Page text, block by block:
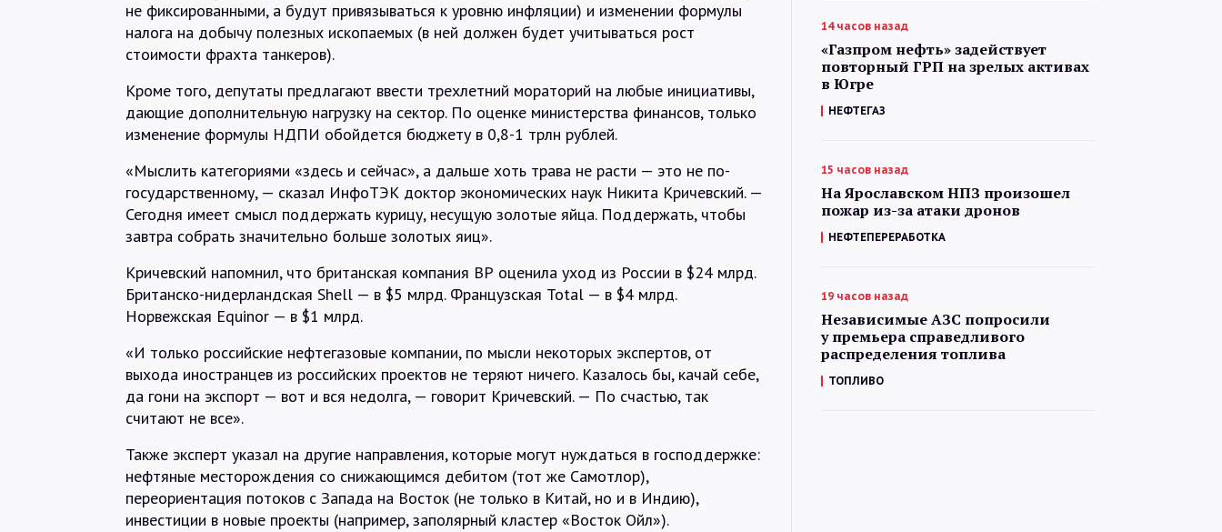
не фиксированными, а будут привязываться к уровню инфляции) и изменении формулы
налога на добычу полезных ископаемых (в ней должен будет учитываться рост
стоимости фрахта танкеров).
Кроме того, депутаты предлагают ввести трехлетний мораторий на любые инициативы,
дающие дополнительную нагрузку на сектор. По оценке министерства финансов, только
изменение формулы НДПИ обойдется бюджету в 0,8-1 трлн рублей.
«Мыслить категориями «здесь и сейчас», а дальше хоть трава не расти — это не по-
государственному, — сказал ИнфоТЭК доктор экономических наук Никита Кричевский. —
Сегодня имеет смысл поддержать курицу, несущую золотые яйца. Поддержать, чтобы
завтра собрать значительно больше золотых яиц».
Кричевский напомнил, что британская компания ВР оценила уход из России в $24 млрд.
Британско-нидерландская Shell — в $5 млрд. Французская Total — в $4 млрд.
Норвежская Equinor — в $1 млрд.
«И только российские нефтегазовые компании, по мысли некоторых экспертов, от
выхода иностранцев из российских проектов не теряют ничего. Казалось бы, качай себе,
да гони на экспорт — вот и вся недолга, — говорит Кричевский. — По счастью, так
считают не все».
Также эксперт указал на другие направления, которые могут нуждаться в господдержке:
нефтяные месторождения со снижающимся дебитом (тот же Самотлор),
переориентация потоков с Запада на Восток (не только в Китай, но и в Индию),
инвестиции в новые проекты (например, заполярный кластер «Восток Ойл»).
14 часов назад
«Газпром нефть» задействует
повторный ГРП на зрелых активах
в Югре
НЕФТЕГАЗ
15 часов назад
На Ярославском НПЗ произошел
пожар из-за атаки дронов
НЕФТЕПЕРЕРАБОТКА
19 часов назад
Независимые АЗС попросили
у премьера справедливого
распределения топлива
ТОПЛИВО